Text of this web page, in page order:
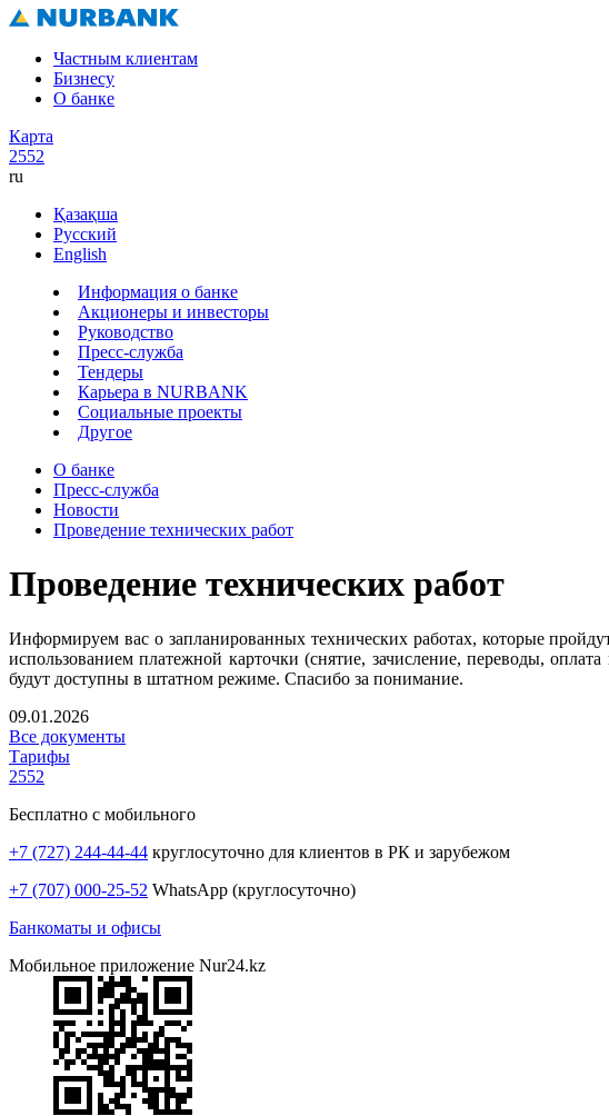
Частным клиентам
Бизнесу
О банке
Карта
2552
ru
Қазақша
Русский
English
Информация о банке
Акционеры и инвесторы
Руководство
Пресс-служба
Тендеры
Карьера в NURBANK
Социальные проекты
Другое
О банке
Пресс-служба
Новости
Проведение технических работ
Проведение технических работ
Информируем вас о запланированных технических работах, которые
использованием платежной карточки (снятие, зачисление, переводы,
будут доступны в штатном режиме. Спасибо за понимание.
09.01.2026
Все документы
Тарифы
2552
Бесплатно с мобильного
+7 (727) 244-44-44 круглосуточно для клиентов в РК и зарубежом
+7 (707) 000-25-52 WhatsApp (круглосуточно)
Банкоматы и офисы
Мобильное приложение Nur24.kz